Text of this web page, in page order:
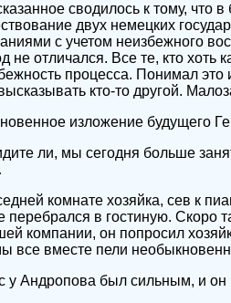
сводилось к тому, что
двух немецких
с учетом неизбежного
не отличался. Все те, кто хоть
процесса. Понимал
кто-то другой.
изложение будущего
ли, мы сегодня больше
комнате хозяйка, сев к
перебрался в гостиную. Скоро
компании, он попросил
все вместе пели
у Андропова был сильным, и он